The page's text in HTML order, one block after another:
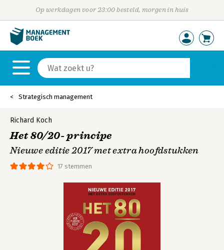
Op werkdagen voor 23:00 besteld, morgen in huis
Strategisch management
17 stemmen
Richard Koch
Het 80/20- principe
Nieuwe editie 2017 met extra hoofdstukken